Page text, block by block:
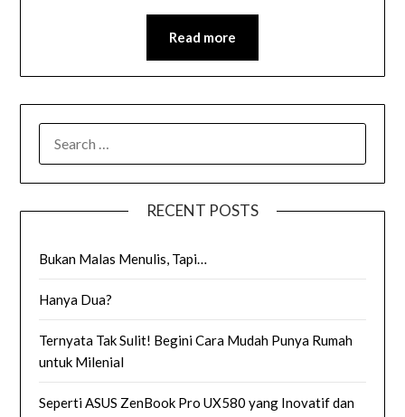
Read more
FOR:
RECENT POSTS
Bukan Malas Menulis, Tapi…
Hanya Dua?
Ternyata Tak Sulit! Begini Cara Mudah Punya Rumah
untuk Milenial
Seperti ASUS ZenBook Pro UX580 yang Inovatif dan